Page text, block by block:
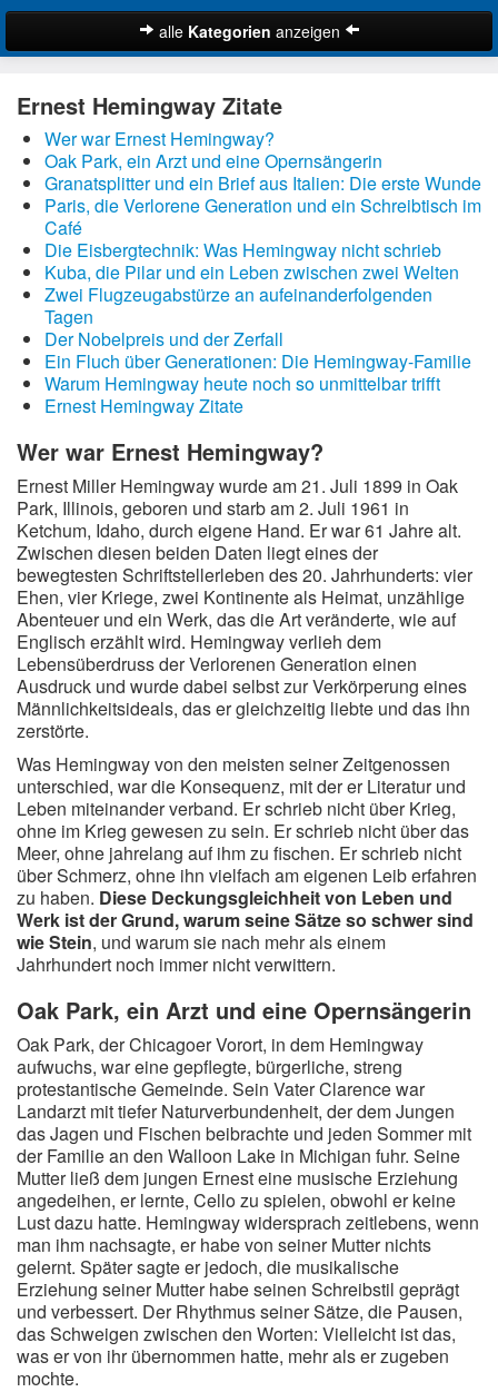
alle Kategorien anzeigen
Bibelzitate
Lustige Zitate
Schöne Zitate
Traurige Zitate
Zitate Abschied
Zitate Ehe
Zitate Enttäuschung
Zitate Erfolg
Zitate Familie
Zitate Freiheit
Zitate Freundschaft
Zitate Glück
Zitate Hoffnung
Zitate Kinder
Zitate Leben
Zitate Liebe
Zitate Motivation
Zitate Reisen
Zitate Trauer und Tod
Zitate Vertrauen
Zitate Weihnachten
Zitate Zeit
Zitate zum Geburtstag
Zitate zum Nachdenken
Zitate zur Geburt
Zitate zur Hochzeit
Redewendungen
Lebensweisheiten
Buddhistische Weisheiten
Chinesische Weisheiten
Indianische Weisheiten
Lustige Weisheiten
Sprichwörter
Deutsche Sprichwörter
Englische Sprichwörter
Lateinische Sprichwörter
Suche
Ernest Hemingway Zitate
Wer war Ernest Hemingway?
Oak Park, ein Arzt und eine Opernsängerin
Granatsplitter und ein Brief aus Italien: Die erste Wunde
Paris, die Verlorene Generation und ein Schreibtisch im
Café
Die Eisbergtechnik: Was Hemingway nicht schrieb
Kuba, die Pilar und ein Leben zwischen zwei Welten
Zwei Flugzeugabstürze an aufeinanderfolgenden
Tagen
Der Nobelpreis und der Zerfall
Ein Fluch über Generationen: Die Hemingway-Familie
Warum Hemingway heute noch so unmittelbar trifft
Ernest Hemingway Zitate
Wer war Ernest Hemingway?
Ernest Miller Hemingway wurde am 21. Juli 1899 in Oak
Park, Illinois, geboren und starb am 2. Juli 1961 in
Ketchum, Idaho, durch eigene Hand. Er war 61 Jahre alt.
Zwischen diesen beiden Daten liegt eines der
bewegtesten Schriftstellerleben des 20. Jahrhunderts: vier
Ehen, vier Kriege, zwei Kontinente als Heimat, unzählige
Abenteuer und ein Werk, das die Art veränderte, wie auf
Englisch erzählt wird. Hemingway verlieh dem
Lebensüberdruss der Verlorenen Generation einen
Ausdruck und wurde dabei selbst zur Verkörperung eines
Männlichkeitsideals, das er gleichzeitig liebte und das ihn
zerstörte.
Was Hemingway von den meisten seiner Zeitgenossen
unterschied, war die Konsequenz, mit der er Literatur und
Leben miteinander verband. Er schrieb nicht über Krieg,
ohne im Krieg gewesen zu sein. Er schrieb nicht über das
Meer, ohne jahrelang auf ihm zu fischen. Er schrieb nicht
über Schmerz, ohne ihn vielfach am eigenen Leib erfahren
zu haben. Diese Deckungsgleichheit von Leben und
Werk ist der Grund, warum seine Sätze so schwer sind
wie Stein, und warum sie nach mehr als einem
Jahrhundert noch immer nicht verwittern.
Oak Park, ein Arzt und eine Opernsängerin
Oak Park, der Chicagoer Vorort, in dem Hemingway
aufwuchs, war eine gepflegte, bürgerliche, streng
protestantische Gemeinde. Sein Vater Clarence war
Landarzt mit tiefer Naturverbundenheit, der dem Jungen
das Jagen und Fischen beibrachte und jeden Sommer mit
der Familie an den Walloon Lake in Michigan fuhr. Seine
Mutter ließ dem jungen Ernest eine musische Erziehung
angedeihen, er lernte, Cello zu spielen, obwohl er keine
Lust dazu hatte. Hemingway widersprach zeitlebens, wenn
man ihm nachsagte, er habe von seiner Mutter nichts
gelernt. Später sagte er jedoch, die musikalische
Erziehung seiner Mutter habe seinen Schreibstil geprägt
und verbessert. Der Rhythmus seiner Sätze, die Pausen,
das Schweigen zwischen den Worten: Vielleicht ist das,
was er von ihr übernommen hatte, mehr als er zugeben
mochte.